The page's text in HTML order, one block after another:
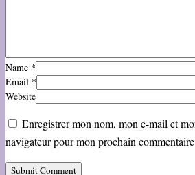
Name *
Email *
Website
Enregistrer mon nom, mon e-mail et
navigateur pour mon prochain